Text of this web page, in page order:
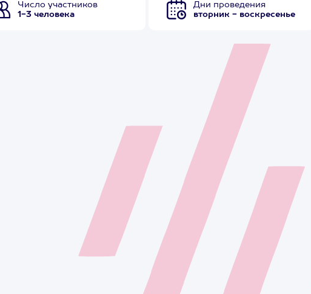
Число участников
1-3 человека
Дни проведения
вторник - воскресенье